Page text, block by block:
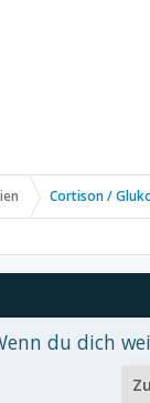
Cortison /
von xenDach©2010-
du dich